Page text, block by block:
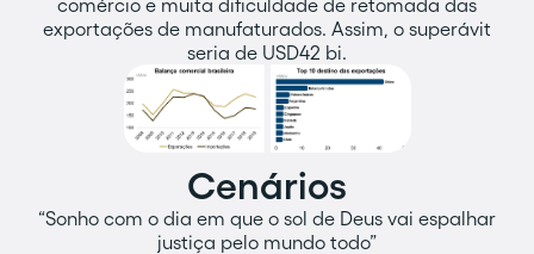
comércio e muita dificuldade de retomada das
exportações de manufaturados. Assim, o superávit
seria de USD42 bi.
Cenários
“Sonho com o dia em que o sol de Deus vai espalhar
justiça pelo mundo todo”